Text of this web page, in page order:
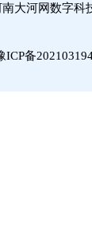
大河网数字科
ICP备